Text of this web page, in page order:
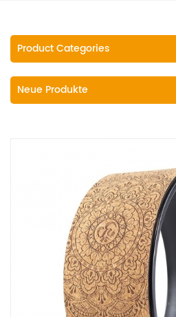
Product Categories
Neue Produkte